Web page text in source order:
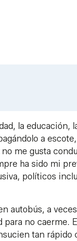
la
a
me gusta
ha sido mi
políticos
autobús, a
no caerme.
tan rápido